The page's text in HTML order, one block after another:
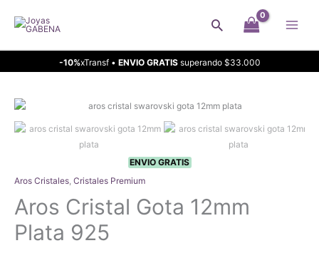
Buscar
-10%xTransf • ENVIO GRATISsuperando $33.000
ENVIO GRATIS
Aros Cristales, Cristales Premium
Aros Cristal Gota 12mm
Plata 925